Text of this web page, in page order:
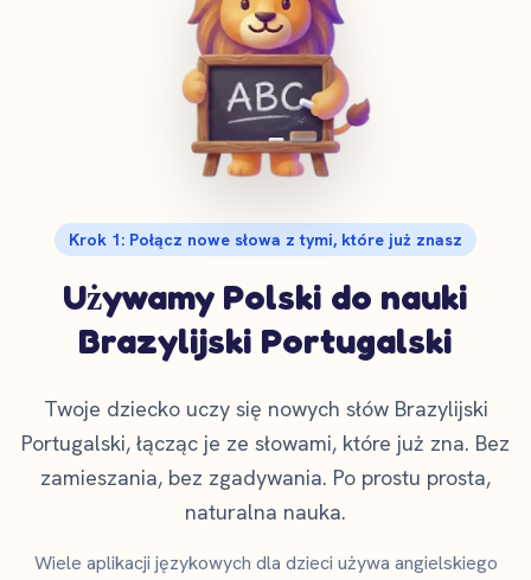
Krok 1: Połącz nowe słowa z tymi, które już znasz
Używamy Polski do nauki
Brazylijski Portugalski
Twoje dziecko uczy się nowych słów Brazylijski
Portugalski, łącząc je ze słowami, które już zna. Bez
zamieszania, bez zgadywania. Po prostu prosta,
naturalna nauka.
Wiele aplikacji językowych dla dzieci używa angielskiego